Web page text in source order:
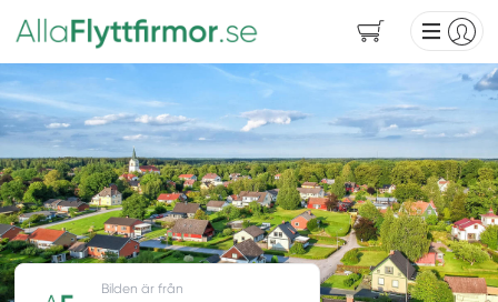
Bilden är från